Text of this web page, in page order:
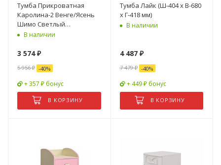
Тумба Прикроватная
Каролина-2 Венге/Ясень
Шимо Светлый
(0,55х0,535х0,385)
В наличии
3 574₽
5 956₽ -40%
+ 357 ₽ бонус
В КОРЗИНУ
Тумба Лайк (Ш-404 х В-680
х Г-418 мм)
В наличии
4 487₽
7 479₽ -40%
+ 449 ₽ бонус
В КОРЗИНУ